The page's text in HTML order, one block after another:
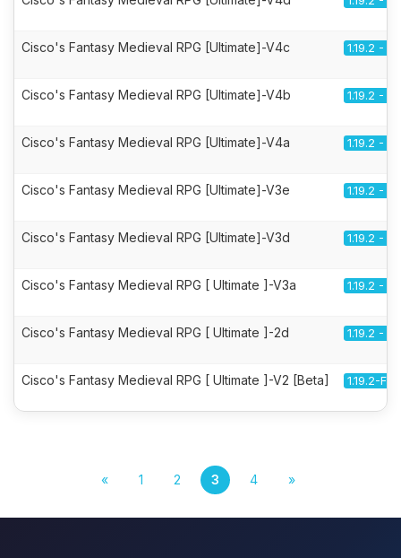
Cisco's Fantasy Medieval RPG [Ultimate]-V4c 1.19.2 -
Cisco's Fantasy Medieval RPG [Ultimate]-V4b 1.19.2 -
Cisco's Fantasy Medieval RPG [Ultimate]-V4a 1.19.2 -
Cisco's Fantasy Medieval RPG [Ultimate]-V3e 1.19.2 -
Cisco's Fantasy Medieval RPG [Ultimate]-V3d 1.19.2 -
Cisco's Fantasy Medieval RPG [ Ultimate ]-V3a 1.19.2 -
Cisco's Fantasy Medieval RPG [ Ultimate ]-2d 1.19.2 -
Cisco's Fantasy Medieval RPG [ Ultimate ]-V2 [Beta] 1.19.2-
« 1 2 3 4 »